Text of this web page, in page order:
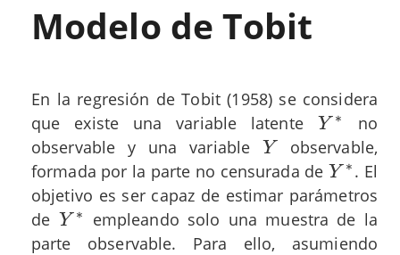
Modelo de Tobit
En la regresión de Tobit (1958) se considera
que existe una variable latente
Y ∗
Y∗
no
observable y una variable
Y
Y observable,
formada por la parte no censurada deY ∗
Y∗
. El
objetivo es ser capaz de estimar parámetros
de Y ∗
Y∗
empleando solo una muestra de la
parte observable. Para ello, asumiendo